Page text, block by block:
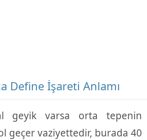
Define İşareti Anlamı
geyik varsa orta tepenin
geçer vaziyettedir, burada 40